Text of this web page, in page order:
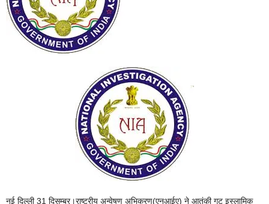
नई दिल्ली 31 दिसम्बर।राष्‍ट्रीय अन्‍वेषण अभिकरण(एनआईए) ने आतंकी गुट इस्‍लामिक